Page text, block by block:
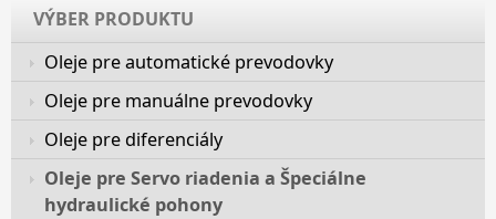
VÝBER PRODUKTU
Oleje pre automatické prevodovky
Oleje pre manuálne prevodovky
Oleje pre diferenciály
Oleje pre Servo riadenia a Špeciálne
hydraulické pohony